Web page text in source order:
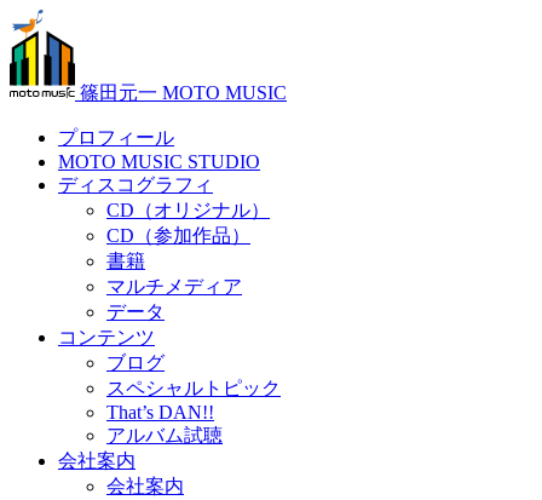
篠田元一 MOTO MUSIC
プロフィール
MOTO MUSIC STUDIO
ディスコグラフィ
CD（オリジナル）
CD（参加作品）
書籍
マルチメディア
データ
コンテンツ
ブログ
スペシャルトピック
That’s DAN!!
アルバム試聴
会社案内
会社案内